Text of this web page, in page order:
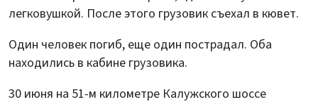
легковушкой. После этого грузовик съехал в кювет.
Один человек погиб, еще один пострадал. Оба
находились в кабине грузовика.
30 июня на 51-м километре Калужского шоссе